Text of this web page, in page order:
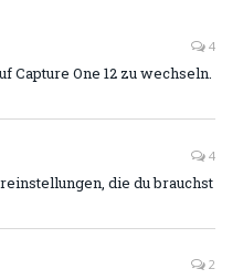
4
Capture One 12 zu wechseln.
4
die du brauchst
2